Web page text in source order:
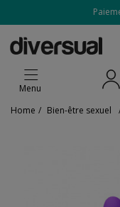
Menu
Home / Bien-être sexuel